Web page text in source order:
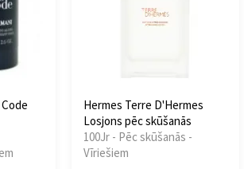
Hermes Terre D'Hermes
Losjons pēc skūšanās
100Jr - Pēc skūšanās -
Vīriešiem